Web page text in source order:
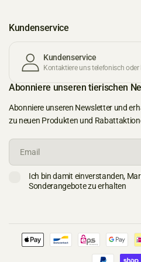
Kundenservice
Kundenservice
Kontaktiere uns telefonisch oder
Abonniere unseren tierischen
Abonniere unseren Newsletter und
zu neuen Produkten und
Email
Ich bin damit einverstanden,
Sonderangebote zu erhalten